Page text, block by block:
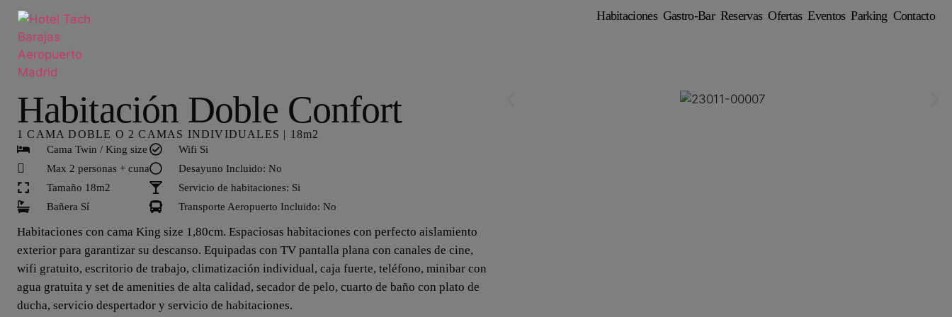
Habitaciones Gastro-Bar Reservas Ofertas Eventos Parking Contacto
Habitación Doble Confort
1 CAMA DOBLE O 2 CAMAS INDIVIDUALES | 18m2
Cama Twin / King size
Max 2 personas + cuna
Tamaño 18m2
Bañera Sí
Wifi Si
Desayuno Incluido: No
Servicio de habitaciones: Si
Transporte Aeropuerto Incluido: No
Habitaciones con cama King size 1,80cm. Espaciosas habitaciones con perfecto aislamiento
exterior para garantizar su descanso. Equipadas con TV pantalla plana con canales de cine,
wifi gratuito, escritorio de trabajo, climatización individual, caja fuerte, teléfono, minibar con
agua gratuita y set de amenities de alta calidad, secador de pelo, cuarto de baño con plato de
ducha, servicio despertador y servicio de habitaciones.